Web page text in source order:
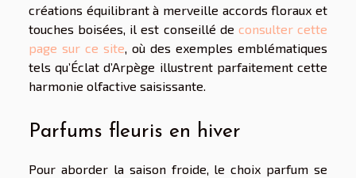
créations équilibrant à merveille accords floraux et
touches boisées, il est conseillé de consulter cette
page sur ce site , où des exemples emblématiques
tels qu’Éclat d’Arpège illustrent parfaitement cette
harmonie olfactive saisissante.
Parfums fleuris en hiver
Pour aborder la saison froide, le choix parfum se